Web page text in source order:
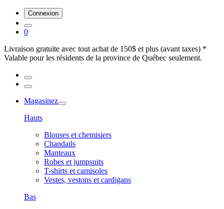
Connexion
0
Livraison gratuite avec tout achat de 150$ et plus (avant taxes) *
Valable pour les résidents de la province de Québec seulement.
Magasinez
Hauts
Blouses et chemisiers
Chandails
Manteaux
Robes et jumpsuits
T-shirts et camisoles
Vestes, vestons et cardigans
Bas